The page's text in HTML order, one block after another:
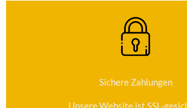
Sichere Zahlungen
Unsere Website ist SSL-